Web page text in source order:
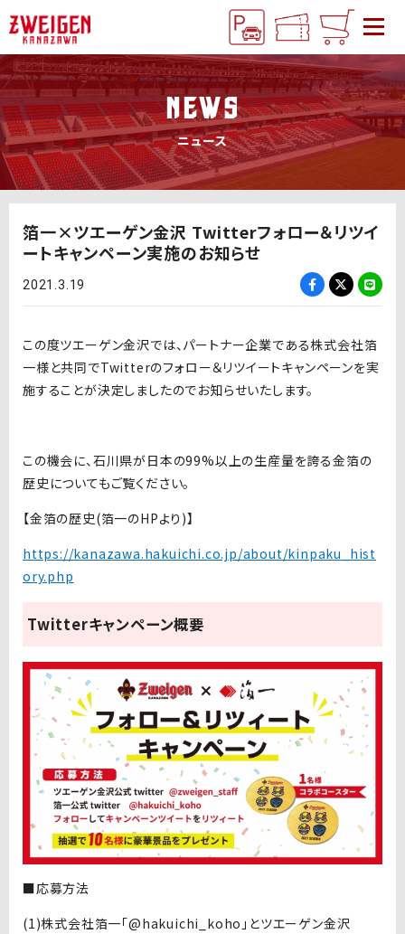
NEWS
ニュース
箔一×ツエーゲン金沢 Twitterフォロー＆リツイ
ートキャンペーン実施のお知らせ
2021.3.19
この度ツエーゲン金沢では、パートナー企業である株式会社箔
一様と共同でTwitterのフォロー＆リツイートキャンペーンを実
施することが決定しましたのでお知らせいたします。
この機会に、石川県が日本の99%以上の生産量を誇る金箔の
歴史についてもご覧ください。
【金箔の歴史(箔一のHPより)】
https://kanazawa.hakuichi.co.jp/about/kinpaku_hist
ory.php
Twitterキャンペーン概要
■応募方法
(1)株式会社箔一「@hakuichi_koho」とツエーゲン金沢